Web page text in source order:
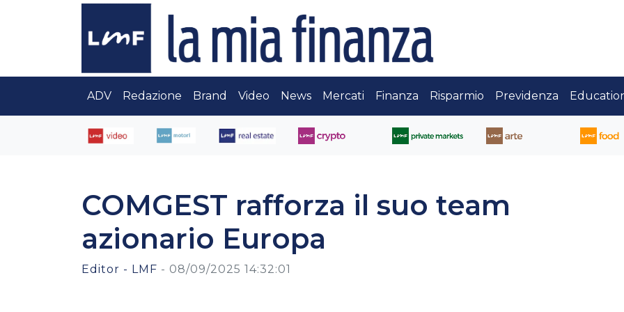
ADV Redazione Brand Video News Mercati Finanza Risparmio Previdenza
COMGEST rafforza il suo team
azionario Europa
Editor - LMF - 08/09/2025 14:32:01